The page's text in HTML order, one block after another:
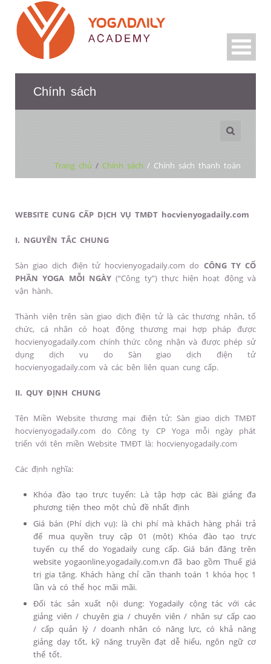
Chính sách
Trang chủ / Chính sách / Chính sách thanh toán
WEBSITE CUNG CẤP DỊCH VỤ TMĐT hocvienyogadaily.com
I. NGUYÊN TẮC CHUNG
Sàn giao dịch điện tử hocvienyogadaily.com do CÔNG TY CỔ
PHẦN YOGA MỖI NGÀY(“Công ty”) thực hiện hoạt động và
vận hành.
Thành viên trên sàn giao dịch điện tử là các thương nhân, tổ
chức, cá nhân có hoạt động thương mại hợp pháp được
hocvienyogadaily.com chính thức công nhận và được phép sử
dụng dịch vụ do Sàn giao dịch điện tử
hocvienyogadaily.com và các bên liên quan cung cấp.
II. QUY ĐỊNH CHUNG
Tên Miền Website thương mại điện tử: Sàn giao dịch TMĐT
hocvienyogadaily.com do Công ty CP Yoga mỗi ngày phát
triển với tên miền Website TMĐT là: hocvienyogadaily.com
Các định nghĩa:
Khóa đào tạo trực tuyến: Là tập hợp các Bài giảng đa
phương tiện theo một chủ đề nhất định
Giá bán (Phí dịch vụ): là chi phí mà khách hàng phải trả
để mua quyền truy cập 01 (một) Khóa đào tạo trực
tuyến cụ thể do Yogadaily cung cấp. Giá bán đăng trên
website yogaonline.yogadaily.com.vn đã bao gồm Thuế giá
trị gia tăng. Khách hàng chỉ cần thanh toán 1 khóa học 1
lần và có thể học mãi mãi.
Đối tác sản xuất nội dung: Yogadaily cộng tác với các
giảng viên / chuyên gia / chuyên viên / nhân sự cấp cao
/ cấp quản lý / doanh nhân có năng lực, có khả năng
giảng dạy tốt, kỹ năng truyền đạt dễ hiểu, ngôn ngữ cơ
thể tốt.